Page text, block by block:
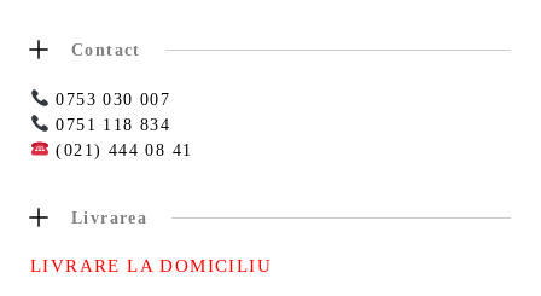
Contact
0753 030 007
0751 118 834
(021) 444 08 41
Livrarea
LIVRARE LA DOMICILIU